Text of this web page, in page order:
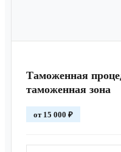
Таможенная
таможенная зона
от 15 000 ₽